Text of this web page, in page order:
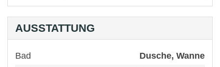
Sehr gute Verkehrsanbindungen mit öffentlichen
Verkehrsmitteln.
AUSSTATTUNG
Bad
Dusche, Wanne